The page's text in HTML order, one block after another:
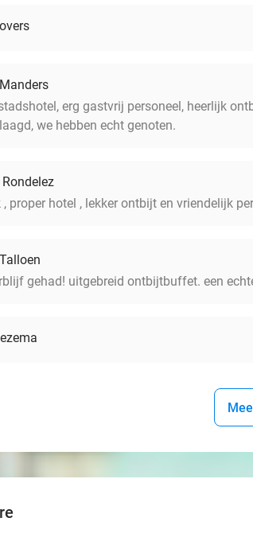
erg gastvrij personeel, heerlijk
we hebben echt genoten.
, proper hotel , lekker ontbijt en vriendelijk
gehad! uitgebreid ontbijtbuffet. een